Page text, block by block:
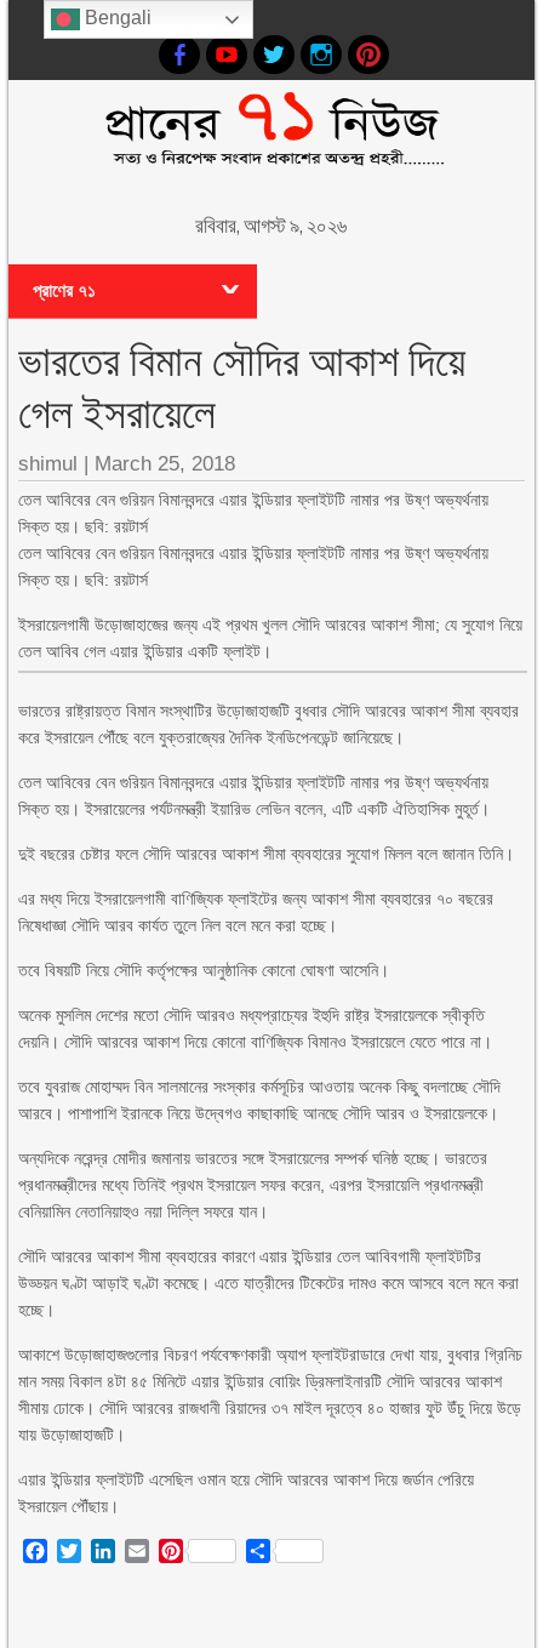
রবিবার, আগস্ট ৯, ২০২৬
প্রাণের ৭১
ভারতের বিমান সৌদির আকাশ দিয়ে
গেল ইসরায়েলে
shimul | March 25, 2018
তেল আবিবের বেন গুরিয়ন বিমানবন্দরে এয়ার ইন্ডিয়ার ফ্লাইটটি নামার পর উষ্ণ অভ্যর্থনায়
সিক্ত হয়। ছবি: রয়টার্স
তেল আবিবের বেন গুরিয়ন বিমানবন্দরে এয়ার ইন্ডিয়ার ফ্লাইটটি নামার পর উষ্ণ অভ্যর্থনায়
সিক্ত হয়। ছবি: রয়টার্স
ইসরায়েলগামী উড়োজাহাজের জন্য এই প্রথম খুলল সৌদি আরবের আকাশ সীমা; যে সুযোগ নিয়ে
তেল আবিব গেল এয়ার ইন্ডিয়ার একটি ফ্লাইট।
ভারতের রাষ্ট্রায়ত্ত বিমান সংস্থাটির উড়োজাহাজটি বুধবার সৌদি আরবের আকাশ সীমা ব্যবহার
করে ইসরায়েল পৌঁছে বলে যুক্তরাজ্যের দৈনিক ইনডিপেনডেন্ট জানিয়েছে।
তেল আবিবের বেন গুরিয়ন বিমানবন্দরে এয়ার ইন্ডিয়ার ফ্লাইটটি নামার পর উষ্ণ অভ্যর্থনায়
সিক্ত হয়। ইসরায়েলের পর্যটনমন্ত্রী ইয়ারিভ লেভিন বলেন, এটি একটি ঐতিহাসিক মুহূর্ত।
দুই বছরের চেষ্টার ফলে সৌদি আরবের আকাশ সীমা ব্যবহারের সুযোগ মিলল বলে জানান তিনি।
এর মধ্য দিয়ে ইসরায়েলগামী বাণিজ্যিক ফ্লাইটের জন্য আকাশ সীমা ব্যবহারের ৭০ বছরের
নিষেধাজ্ঞা সৌদি আরব কার্যত তুলে নিল বলে মনে করা হচ্ছে।
তবে বিষয়টি নিয়ে সৌদি কর্তৃপক্ষের আনুষ্ঠানিক কোনো ঘোষণা আসেনি।
অনেক মুসলিম দেশের মতো সৌদি আরবও মধ্যপ্রাচ্যের ইহুদি রাষ্ট্র ইসরায়েলকে স্বীকৃতি
দেয়নি। সৌদি আরবের আকাশ দিয়ে কোনো বাণিজ্যিক বিমানও ইসরায়েলে যেতে পারে না।
তবে যুবরাজ মোহাম্মদ বিন সালমানের সংস্কার কর্মসূচির আওতায় অনেক কিছু বদলাচ্ছে সৌদি
আরবে। পাশাপাশি ইরানকে নিয়ে উদ্বেগও কাছাকাছি আনছে সৌদি আরব ও ইসরায়েলকে।
অন্যদিকে নরেন্দ্র মোদীর জমানায় ভারতের সঙ্গে ইসরায়েলের সম্পর্ক ঘনিষ্ঠ হচ্ছে। ভারতের
প্রধানমন্ত্রীদের মধ্যে তিনিই প্রথম ইসরায়েল সফর করেন, এরপর ইসরায়েলি প্রধানমন্ত্রী
বেনিয়ামিন নেতানিয়াহুও নয়া দিল্লি সফরে যান।
সৌদি আরবের আকাশ সীমা ব্যবহারের কারণে এয়ার ইন্ডিয়ার তেল আবিবগামী ফ্লাইটটির
উড্ডয়ন ঘণ্টা আড়াই ঘণ্টা কমেছে। এতে যাত্রীদের টিকেটের দামও কমে আসবে বলে মনে করা
হচ্ছে।
আকাশে উড়োজাহাজগুলোর বিচরণ পর্যবেক্ষণকারী অ্যাপ ফ্লাইটরাডারে দেখা যায়, বুধবার গ্রিনিচ
মান সময় বিকাল ৪টা ৪৫ মিনিটে এয়ার ইন্ডিয়ার বোয়িং ড্রিমলাইনারটি সৌদি আরবের আকাশ
সীমায় ঢোকে। সৌদি আরবের রাজধানী রিয়াদের ৩৭ মাইল দূরত্বে ৪০ হাজার ফুট উঁচু দিয়ে উড়ে
যায় উড়োজাহাজটি।
এয়ার ইন্ডিয়ার ফ্লাইটটি এসেছিল ওমান হয়ে সৌদি আরবের আকাশ দিয়ে জর্ডান পেরিয়ে
ইসরায়েল পৌঁছায়।
Facebook
TwitterLinkedIn
EmailPinterest Share
Bengali